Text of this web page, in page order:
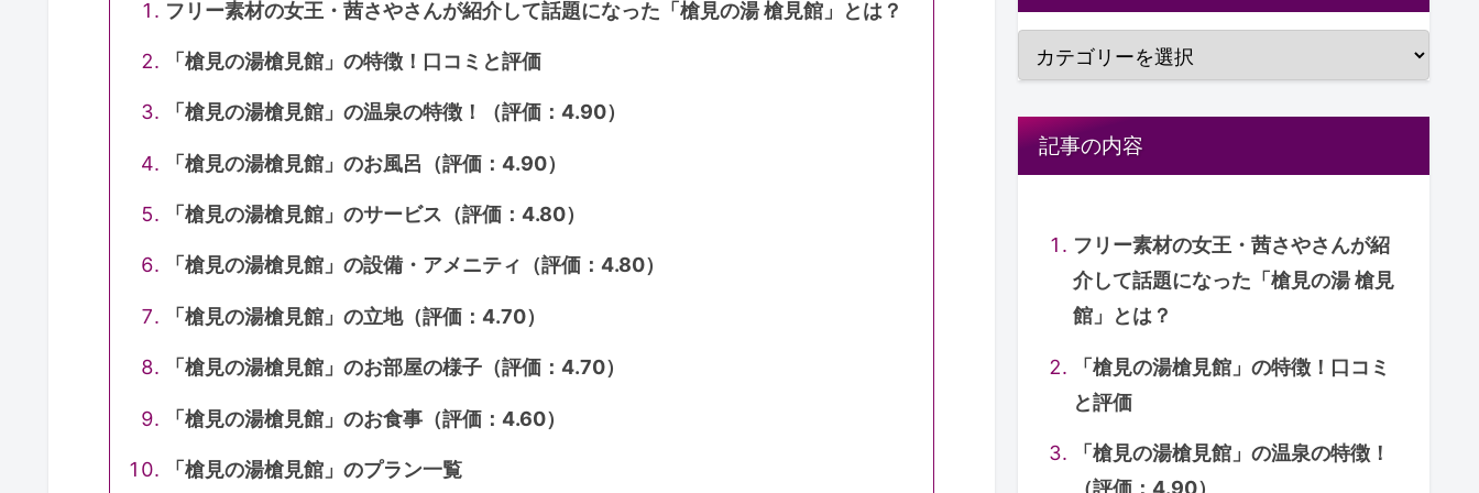
フリー素材の女王・茜さやさんが紹介して話題になった「槍見の湯 槍見館」とは？
「槍見の湯槍見館」の特徴！口コミと評価
「槍見の湯槍見館」の温泉の特徴！（評価：4.90）
「槍見の湯槍見館」のお風呂（評価：4.90）
「槍見の湯槍見館」のサービス（評価：4.80）
「槍見の湯槍見館」の設備・アメニティ（評価：4.80）
「槍見の湯槍見館」の立地（評価：4.70）
「槍見の湯槍見館」のお部屋の様子（評価：4.70）
「槍見の湯槍見館」のお食事（評価：4.60）
「槍見の湯槍見館」のプラン一覧
記事の内容
フリー素材の女王・茜さやさんが紹
介して話題になった「槍見の湯 槍見
館」とは？
「槍見の湯槍見館」の特徴！口コミ
と評価
「槍見の湯槍見館」の温泉の特徴！
（評価：4.90）